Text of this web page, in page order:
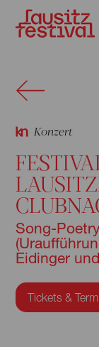
Konzert
Song-
Eidinger
Tickets &